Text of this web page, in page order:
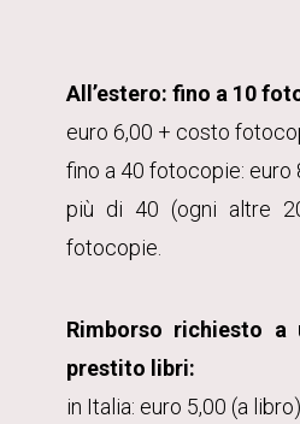
All’estero: fino a 10
euro 6,00 + costo
fino a 40 fotocopie:
più di 40 (ogni altre
fotocopie.
Rimborso richiesto
prestito libri:
in Italia: euro 5,00 (a